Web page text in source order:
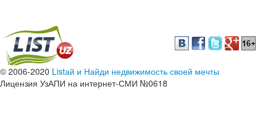
© 2006-2020 Listай и Найди недвижимость своей мечты
Лицензия УзАПИ на интернет-СМИ №0618